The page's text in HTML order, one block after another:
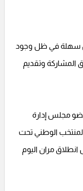
سهلة في ظل وجود
المشاركة وتقديم
مجلس إدارة
الوطني تحت
انطلاق مران اليوم